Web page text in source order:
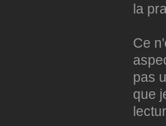
la
Ce
pas
que